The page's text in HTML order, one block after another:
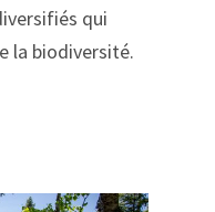
qui
la biodiversité.